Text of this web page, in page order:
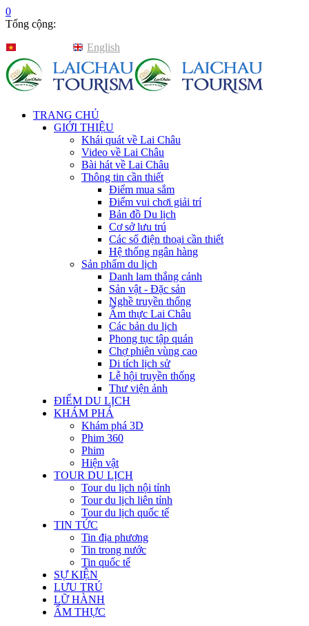
0
Tổng cộng:
English
TRANG CHỦ
GIỚI THIỆU
Khái quát về Lai Châu
Video về Lai Châu
Bài hát về Lai Châu
Thông tin cần thiết
Điểm mua sắm
Điểm vui chơi giải trí
Bản đồ Du lịch
Cơ sở lưu trú
Các số điện thoại cần thiết
Hệ thống ngân hàng
Sản phẩm du lịch
Danh lam thắng cảnh
Sản vật - Đặc sản
Nghề truyền thống
Ẩm thực Lai Châu
Các bản du lịch
Phong tục tập quán
Chợ phiên vùng cao
Di tích lịch sử
Lễ hội truyền thống
Thư viện ảnh
ĐIỂM DU LỊCH
KHÁM PHÁ
Khám phá 3D
Phim 360
Phim
Hiện vật
TOUR DU LỊCH
Tour du lịch nội tỉnh
Tour du lịch liên tỉnh
Tour du lịch quốc tế
TIN TỨC
Tin địa phương
Tin trong nước
Tin quốc tế
SỰ KIỆN
LƯU TRÚ
LỮ HÀNH
ẨM THỰC